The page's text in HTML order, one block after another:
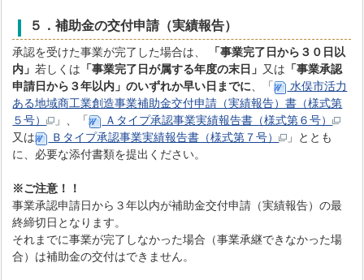
５．補助金の交付申請（実績報告）
承認を受けた事業が完了した場合は、
「事業完了日から３０日以
内」若しくは 「事業完了日が属する年度の末日」 又は 「事業承認
申請日から３年以内」のいずれか早い日までに、「
水俣市活力
ある地域商工業創造事業補助金交付申請（実績報告）書（様式第
５号）
」、「
Ａタイプ承認事業実績報告書（様式第６号）
又は
Ｂタイプ承認事業実績報告書（様式第７号）
」ととも
に、必要な添付書類を提出ください。
※ご注意！！
事業承認申請日から３年以内が補助金交付申請（実績報告）の最
終締切日となります。
それまでに事業が完了しなかった場合（事業承継できなかった場
合）は補助金の交付はできません。